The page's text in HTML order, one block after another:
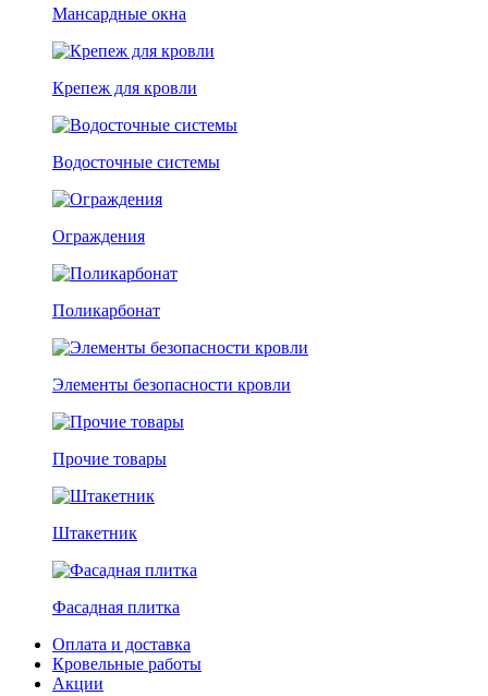
Мансардные окна
Крепеж для кровли
Водосточные системы
Ограждения
Поликарбонат
Элементы безопасности кровли
Прочие товары
Штакетник
Фасадная плитка
Оплата и доставка
Кровельные работы
Акции